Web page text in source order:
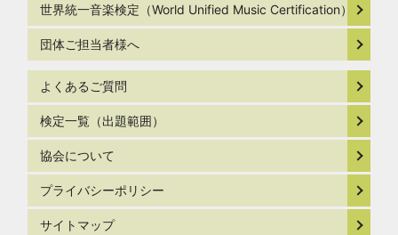
世界統一音楽検定（World Unified Music Certification）
団体ご担当者様へ
よくあるご質問
検定一覧（出題範囲）
協会について
プライバシーポリシー
サイトマップ